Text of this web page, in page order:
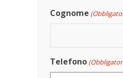
Cognome
Telefono